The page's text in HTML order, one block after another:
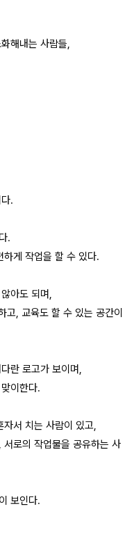
해내는 사람들,
.
.
하게 작업을 할 수 있다.
아도 되며,
고, 교육도 할 수 있는 공간이
란 로고가 보이며,
이한다.
서 치는 사람이 있고,
로의 작업물을 공유하는 사
보인다.